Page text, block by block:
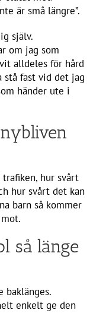
är små längre”.
själv.
om jag som
alldeles för hård
stå fast vid det jag
händer ute i
hur svårt
hur svårt det kan
barn så kommer
så länge
baklänges.
enkelt ge den